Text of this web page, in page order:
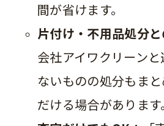
間が省けます。
片付け・不用品処分
会社アイワクリーン
ないものの処分もま
だける場合があります。